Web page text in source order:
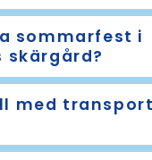
sommarfest i
skärgård?
med